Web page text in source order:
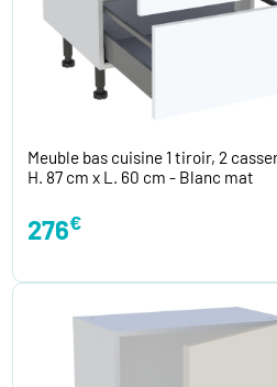
Meuble bas cuisine 1 tiroir, 2
H. 87 cm x L. 60 cm - Blanc mat
276€